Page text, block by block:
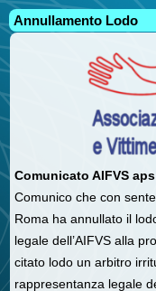
Annullamento Lodo
Comunicato AIFVS aps
Comunico che con
Roma ha annullato il
legale dell’AIFVS alla
citato lodo un arbitro
rappresentanza legale